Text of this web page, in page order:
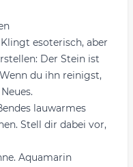
esoterisch, aber
Der Stein ist
du ihn reinigst,
lauwarmes
Stell dir dabei vor,
Aquamarin